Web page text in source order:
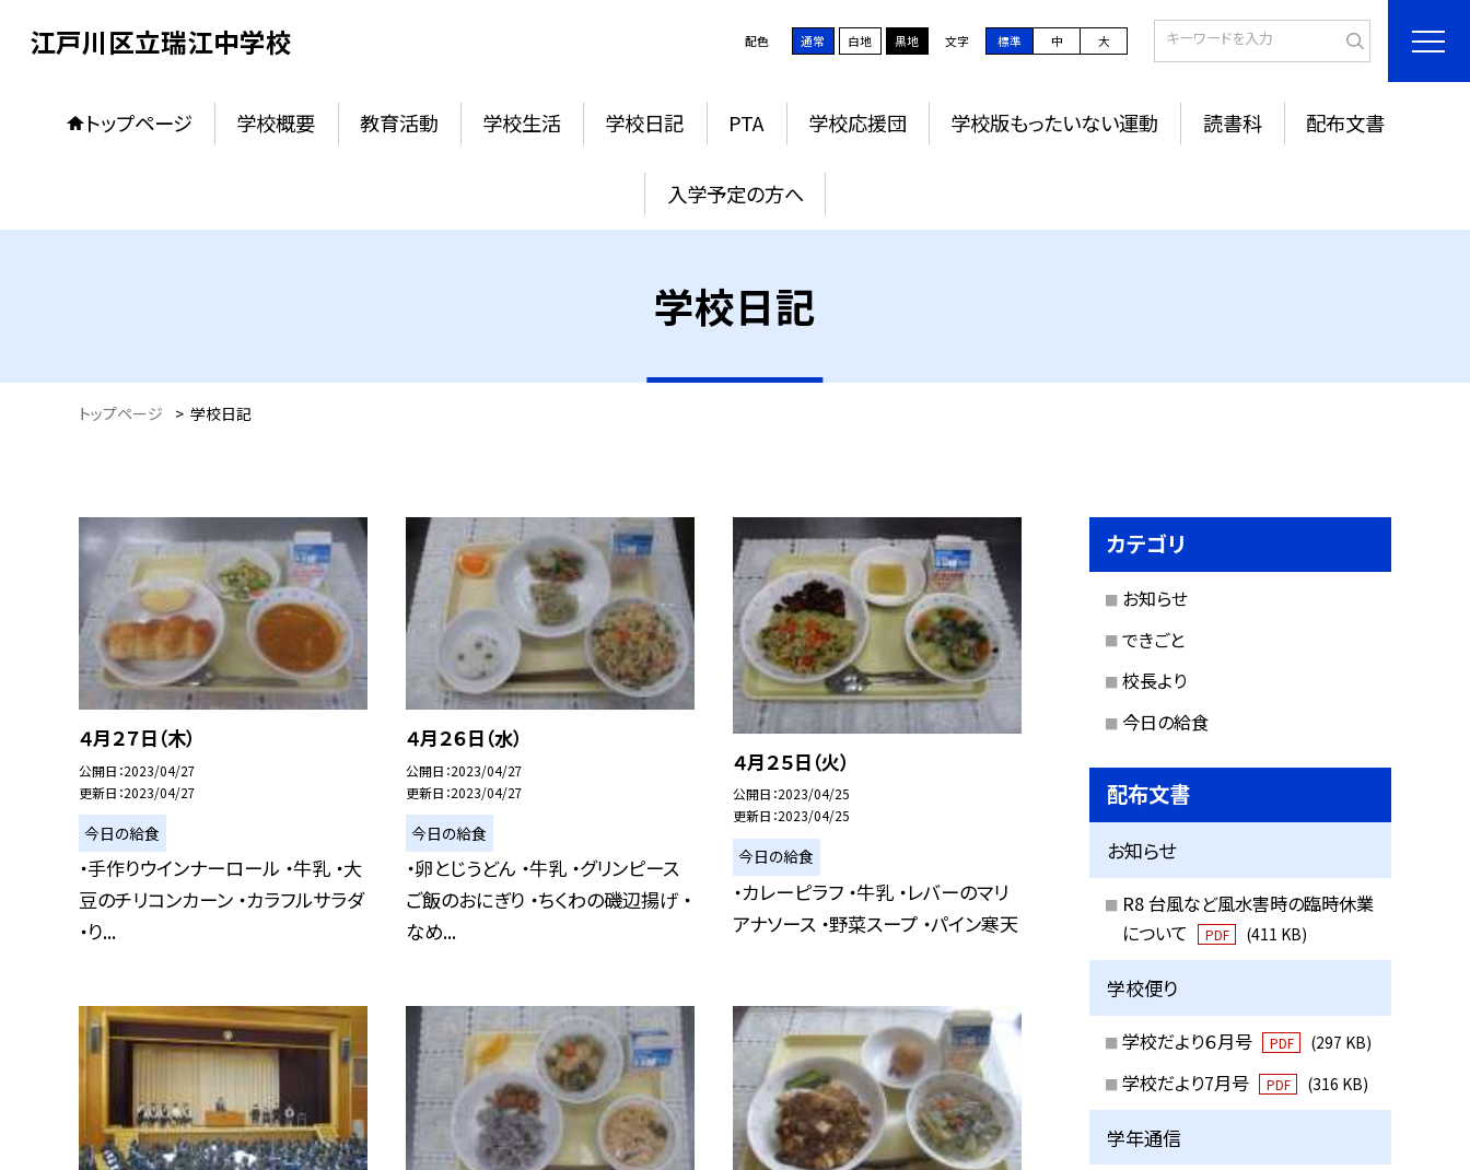
江戸川区立瑞江中学校 配色 通常 白地 黒地 文字 標準 中 大
トップページ 学校概要 教育活動 学校生活 学校日記 PTA 学校応援団 学校版もったいない運動 読書科 配布文書
入学予定の方へ
学校日記
トップページ > 学校日記
４月２７日（木）
公開日 2023/04/27
更新日 2023/04/27
今日の給食
・手作りウインナーロール ・牛乳 ・大
豆のチリコンカーン ・カラフルサラダ
・り...
４月２６日（水）
公開日 2023/04/27
更新日 2023/04/27
今日の給食
・卵とじうどん ・牛乳 ・グリンピース
ご飯のおにぎり ・ちくわの磯辺揚げ ・
なめ...
４月２５日（火）
公開日 2023/04/25
更新日 2023/04/25
今日の給食
・カレーピラフ ・牛乳 ・レバーのマリ
アナソース ・野菜スープ ・パイン寒天
カテゴリ
お知らせ
できごと
校長より
今日の給食
配布文書
お知らせ
R8 台風など風水害時の臨時休業
について
PDF (411 KB)
学校便り
学校だより６月号 PDF (297 KB)
学校だより7月号 PDF (316 KB)
学年通信